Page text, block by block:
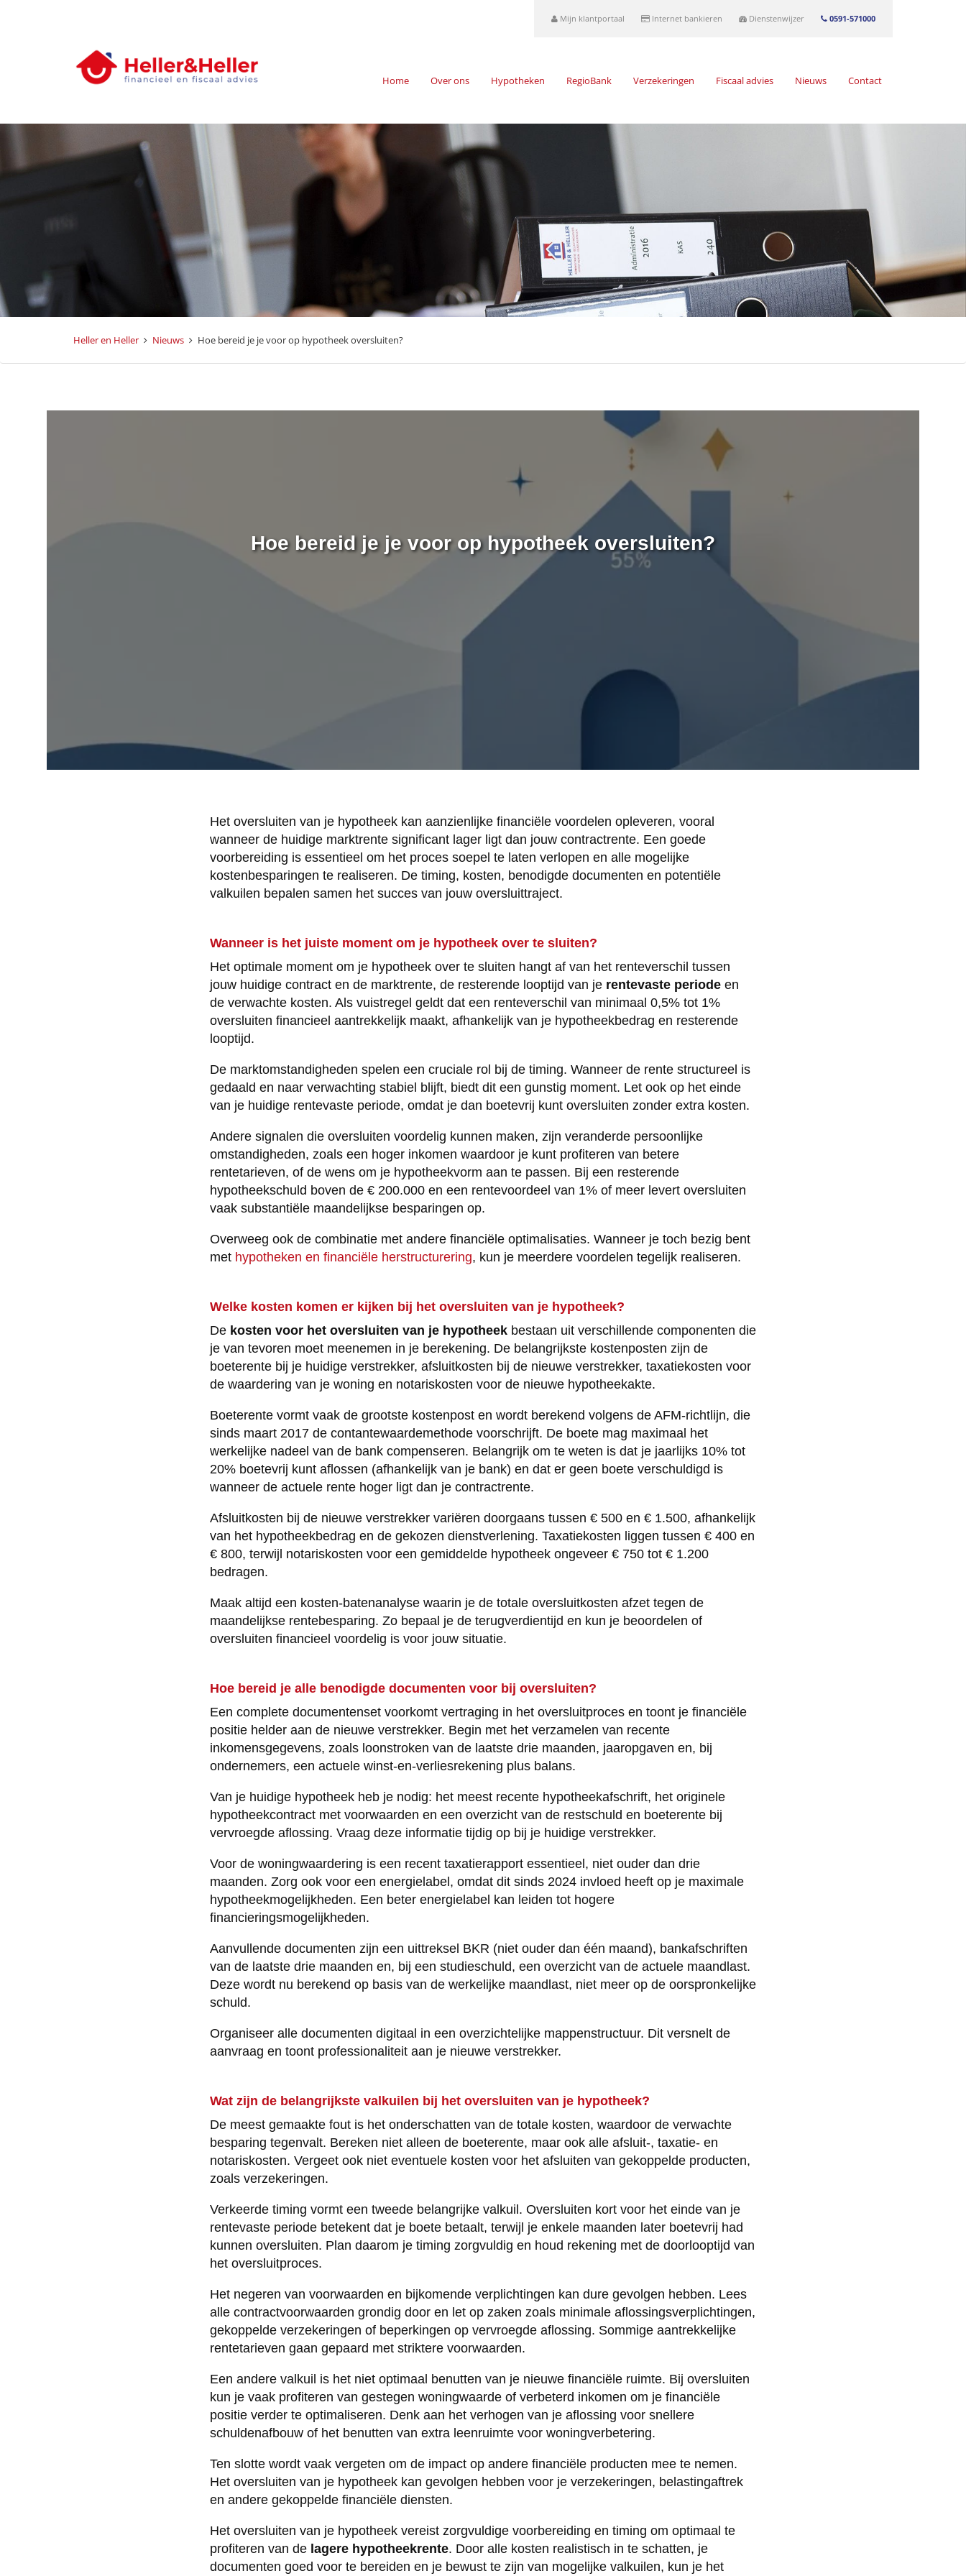
Mijn klantportaal Internet bankieren Dienstenwijzer 0591-571000
Home Over ons Hypotheken RegioBank Verzekeringen Fiscaal advies Nieuws Contact
Heller en Heller Nieuws Hoe bereid je je voor op hypotheek oversluiten?
Hoe bereid je je voor op hypotheek oversluiten?
Het oversluiten van je hypotheek kan aanzienlijke financiële voordelen opleveren, vooral
wanneer de huidige marktrente significant lager ligt dan jouw contractrente. Een goede
voorbereiding is essentieel om het proces soepel te laten verlopen en alle mogelijke
kostenbesparingen te realiseren. De timing, kosten, benodigde documenten en potentiële
valkuilen bepalen samen het succes van jouw oversluittraject.
Wanneer is het juiste moment om je hypotheek over te sluiten?
Het optimale moment om je hypotheek over te sluiten hangt af van het renteverschil tussen
jouw huidige contract en de marktrente, de resterende looptijd van je rentevaste periode en
de verwachte kosten. Als vuistregel geldt dat een renteverschil van minimaal 0,5% tot 1%
oversluiten financieel aantrekkelijk maakt, afhankelijk van je hypotheekbedrag en resterende
looptijd.
De marktomstandigheden spelen een cruciale rol bij de timing. Wanneer de rente structureel is
gedaald en naar verwachting stabiel blijft, biedt dit een gunstig moment. Let ook op het einde
van je huidige rentevaste periode, omdat je dan boetevrij kunt oversluiten zonder extra kosten.
Andere signalen die oversluiten voordelig kunnen maken, zijn veranderde persoonlijke
omstandigheden, zoals een hoger inkomen waardoor je kunt profiteren van betere
rentetarieven, of de wens om je hypotheekvorm aan te passen. Bij een resterende
hypotheekschuld boven de € 200.000 en een rentevoordeel van 1% of meer levert oversluiten
vaak substantiële maandelijkse besparingen op.
Overweeg ook de combinatie met andere financiële optimalisaties. Wanneer je toch bezig bent
met hypotheken en financiële herstructurering, kun je meerdere voordelen tegelijk realiseren.
Welke kosten komen er kijken bij het oversluiten van je hypotheek?
De kosten voor het oversluiten van je hypotheek bestaan uit verschillende componenten die
je van tevoren moet meenemen in je berekening. De belangrijkste kostenposten zijn de
boeterente bij je huidige verstrekker, afsluitkosten bij de nieuwe verstrekker, taxatiekosten voor
de waardering van je woning en notariskosten voor de nieuwe hypotheekakte.
Boeterente vormt vaak de grootste kostenpost en wordt berekend volgens de AFM-richtlijn, die
sinds maart 2017 de contantewaardemethode voorschrijft. De boete mag maximaal het
werkelijke nadeel van de bank compenseren. Belangrijk om te weten is dat je jaarlijks 10% tot
20% boetevrij kunt aflossen (afhankelijk van je bank) en dat er geen boete verschuldigd is
wanneer de actuele rente hoger ligt dan je contractrente.
Afsluitkosten bij de nieuwe verstrekker variëren doorgaans tussen € 500 en € 1.500, afhankelijk
van het hypotheekbedrag en de gekozen dienstverlening. Taxatiekosten liggen tussen € 400 en
€ 800, terwijl notariskosten voor een gemiddelde hypotheek ongeveer € 750 tot € 1.200
bedragen.
Maak altijd een kosten-batenanalyse waarin je de totale oversluitkosten afzet tegen de
maandelijkse rentebesparing. Zo bepaal je de terugverdientijd en kun je beoordelen of
oversluiten financieel voordelig is voor jouw situatie.
Hoe bereid je alle benodigde documenten voor bij oversluiten?
Een complete documentenset voorkomt vertraging in het oversluitproces en toont je financiële
positie helder aan de nieuwe verstrekker. Begin met het verzamelen van recente
inkomensgegevens, zoals loonstroken van de laatste drie maanden, jaaropgaven en, bij
ondernemers, een actuele winst-en-verliesrekening plus balans.
Van je huidige hypotheek heb je nodig: het meest recente hypotheekafschrift, het originele
hypotheekcontract met voorwaarden en een overzicht van de restschuld en boeterente bij
vervroegde aflossing. Vraag deze informatie tijdig op bij je huidige verstrekker.
Voor de woningwaardering is een recent taxatierapport essentieel, niet ouder dan drie
maanden. Zorg ook voor een energielabel, omdat dit sinds 2024 invloed heeft op je maximale
hypotheekmogelijkheden. Een beter energielabel kan leiden tot hogere
financieringsmogelijkheden.
Aanvullende documenten zijn een uittreksel BKR (niet ouder dan één maand), bankafschriften
van de laatste drie maanden en, bij een studieschuld, een overzicht van de actuele maandlast.
Deze wordt nu berekend op basis van de werkelijke maandlast, niet meer op de oorspronkelijke
schuld.
Organiseer alle documenten digitaal in een overzichtelijke mappenstructuur. Dit versnelt de
aanvraag en toont professionaliteit aan je nieuwe verstrekker.
Wat zijn de belangrijkste valkuilen bij het oversluiten van je hypotheek?
De meest gemaakte fout is het onderschatten van de totale kosten, waardoor de verwachte
besparing tegenvalt. Bereken niet alleen de boeterente, maar ook alle afsluit-, taxatie- en
notariskosten. Vergeet ook niet eventuele kosten voor het afsluiten van gekoppelde producten,
zoals verzekeringen.
Verkeerde timing vormt een tweede belangrijke valkuil. Oversluiten kort voor het einde van je
rentevaste periode betekent dat je boete betaalt, terwijl je enkele maanden later boetevrij had
kunnen oversluiten. Plan daarom je timing zorgvuldig en houd rekening met de doorlooptijd van
het oversluitproces.
Het negeren van voorwaarden en bijkomende verplichtingen kan dure gevolgen hebben. Lees
alle contractvoorwaarden grondig door en let op zaken zoals minimale aflossingsverplichtingen,
gekoppelde verzekeringen of beperkingen op vervroegde aflossing. Sommige aantrekkelijke
rentetarieven gaan gepaard met striktere voorwaarden.
Een andere valkuil is het niet optimaal benutten van je nieuwe financiële ruimte. Bij oversluiten
kun je vaak profiteren van gestegen woningwaarde of verbeterd inkomen om je financiële
positie verder te optimaliseren. Denk aan het verhogen van je aflossing voor snellere
schuldenafbouw of het benutten van extra leenruimte voor woningverbetering.
Ten slotte wordt vaak vergeten om de impact op andere financiële producten mee te nemen.
Het oversluiten van je hypotheek kan gevolgen hebben voor je verzekeringen, belastingaftrek
en andere gekoppelde financiële diensten.
Het oversluiten van je hypotheek vereist zorgvuldige voorbereiding en timing om optimaal te
profiteren van de lagere hypotheekrente. Door alle kosten realistisch in te schatten, je
documenten goed voor te bereiden en je bewust te zijn van mogelijke valkuilen, kun je het